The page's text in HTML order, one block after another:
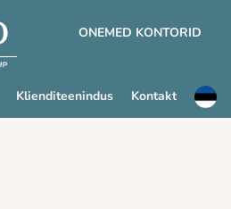
Klienditeenindus Kontakt
ONEMED KONTORID